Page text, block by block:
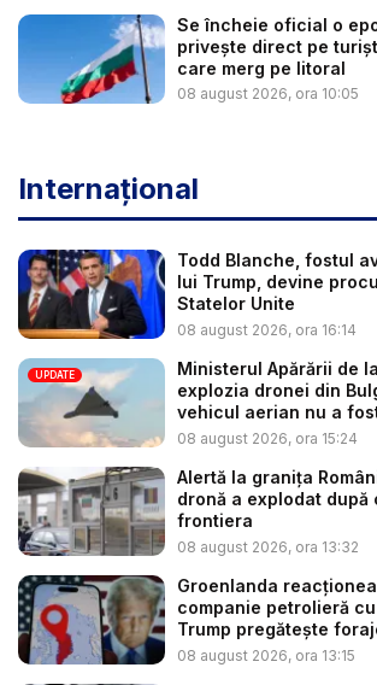
Se încheie oficial o
privește direct pe
care merg pe litoral
08 august 2026, ora 10:05
Internațional
Todd Blanche, fostul
lui Trump, devine
Statelor Unite
08 august 2026, ora 16:14
UPDATE
Ministerul Apărării de
explozia dronei din
vehicul aerian nu a
08 august 2026, ora 15:24
Alertă la granița
dronă a explodat
frontiera
08 august 2026, ora 13:32
Groenlanda
companie petrolieră
Trump pregătește
08 august 2026, ora 13:15